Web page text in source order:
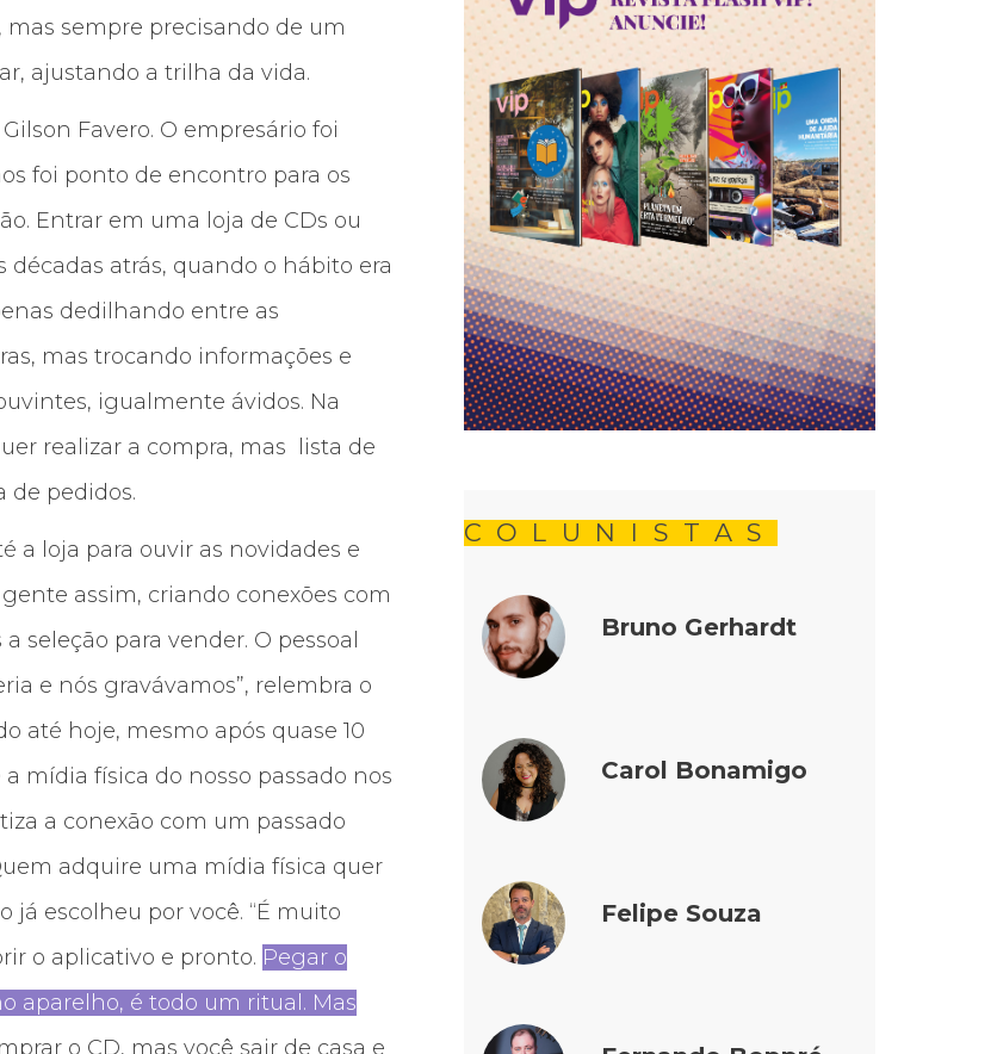
mas sempre precisando de um
ajustando a trilha da vida.
Favero. O empresário foi
foi ponto de encontro para os
Entrar em uma loja de CDs ou
atrás, quando o hábito era
dedilhando entre as
mas trocando informações e
igualmente ávidos. Na
realizar a compra, mas lista de
de pedidos.
a loja para ouvir as novidades e
assim, criando conexões com
seleção para vender. O pessoal
e nós gravávamos”, relembra o
até hoje, mesmo após quase 10
mídia física do nosso passado nos
a conexão com um passado
adquire uma mídia física quer
já escolheu por você. “É muito
o aplicativo e pronto. Pegar o
aparelho, é todo um ritual. Mas
o CD, mas você sair de casa e
COLUNISTAS
Bruno Gerhardt
Carol Bonamigo
Felipe Souza